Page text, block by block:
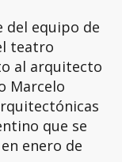
del equipo de
teatro
al arquitecto
Marcelo
que se
enero de